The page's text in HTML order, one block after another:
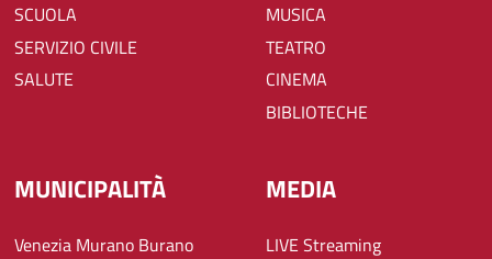
SCUOLA
SERVIZIO CIVILE
SALUTE
MUSICA
TEATRO
CINEMA
BIBLIOTECHE
MUNICIPALITÀ
Venezia Murano Burano
MEDIA
LIVE Streaming